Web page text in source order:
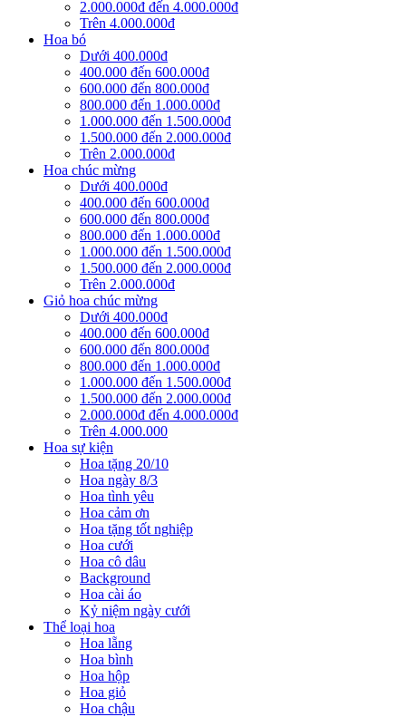
2.000.000đ đến 4.000.000đ
Trên 4.000.000đ
Hoa bó
Dưới 400.000đ
400.000 đến 600.000đ
600.000 đến 800.000đ
800.000 đến 1.000.000đ
1.000.000 đến 1.500.000đ
1.500.000 đến 2.000.000đ
Trên 2.000.000đ
Hoa chúc mừng
Dưới 400.000đ
400.000 đến 600.000đ
600.000 đến 800.000đ
800.000 đến 1.000.000đ
1.000.000 đến 1.500.000đ
1.500.000 đến 2.000.000đ
Trên 2.000.000đ
Giỏ hoa chúc mừng
Dưới 400.000đ
400.000 đến 600.000đ
600.000 đến 800.000đ
800.000 đến 1.000.000đ
1.000.000 đến 1.500.000đ
1.500.000 đến 2.000.000đ
2.000.000đ đến 4.000.000đ
Trên 4.000.000
Hoa sự kiện
Hoa tặng 20/10
Hoa ngày 8/3
Hoa tình yêu
Hoa cảm ơn
Hoa tặng tốt nghiệp
Hoa cưới
Hoa cô dâu
Background
Hoa cài áo
Kỷ niệm ngày cưới
Thể loại hoa
Hoa lẵng
Hoa bình
Hoa hộp
Hoa giỏ
Hoa chậu